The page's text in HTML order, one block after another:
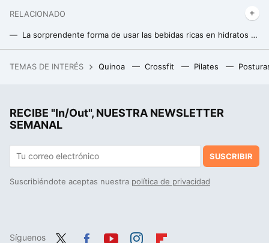
RELACIONADO
La sorprendente forma de usar las bebidas ricas en hidratos de carbono para mejorar nuestro rendimiento atlético, y no es bebérsela
Qué fue de los palos selfie: auge, caída y resurrección de un cacharro amado y odiado a partes iguales
TEMAS DE INTERÉS Quinoa Crossfit Pilates
RECIBE "In/Out", NUESTRA NEWSLETTER
SEMANAL
SUSCRIBIR
Suscribiéndote aceptas nuestra política de privacidad
Síguenos